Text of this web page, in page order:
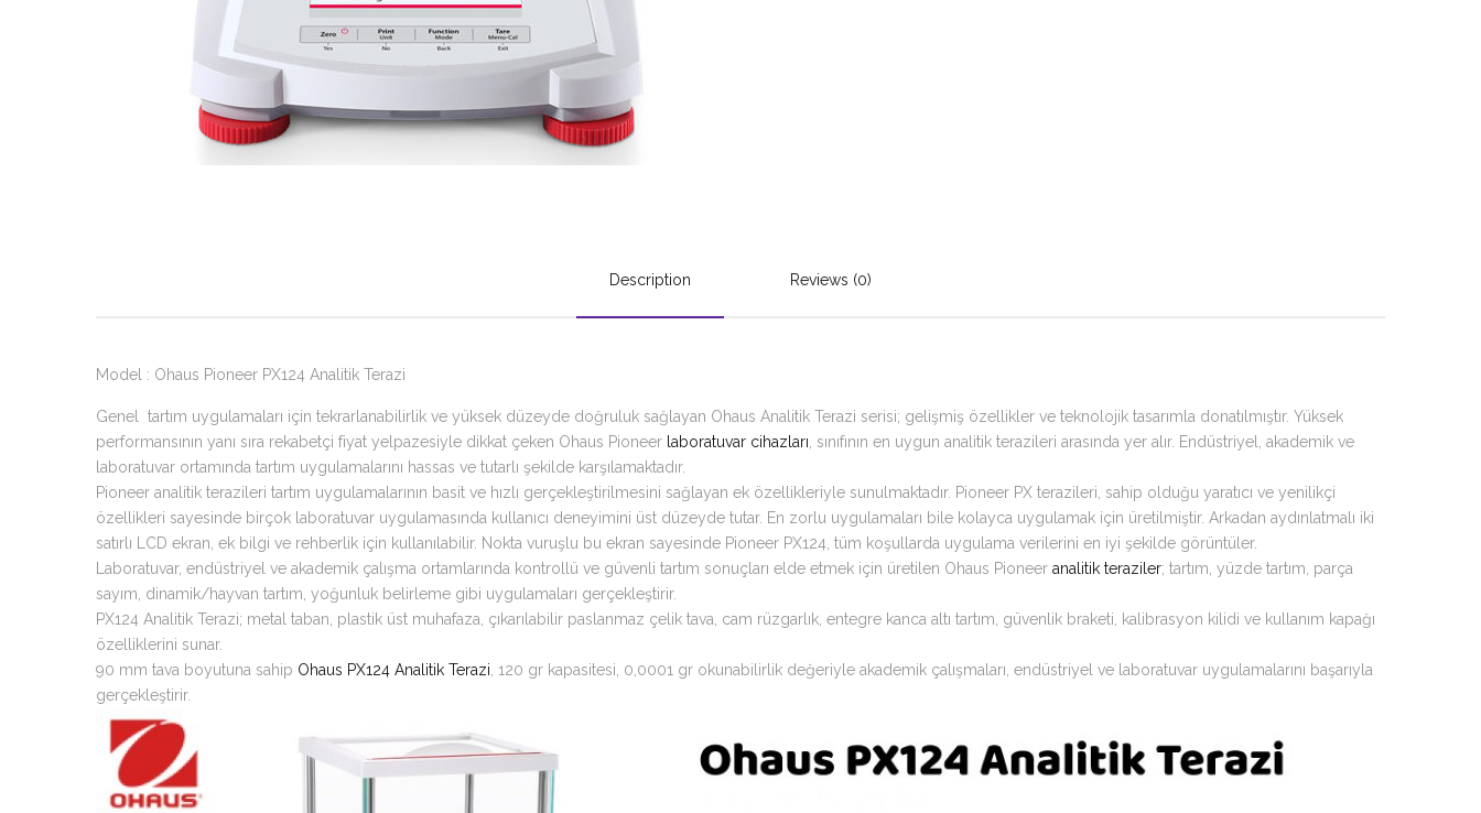
Description Reviews (0)
Model : Ohaus Pioneer PX124 Analitik Terazi
Genel tartım uygulamaları için tekrarlanabilirlik ve yüksek düzeyde doğruluk sağlayan Ohaus Analitik Terazi serisi; gelişmiş özellikler ve teknolojik tasarımla donatılmıştır. Yüksek
performansının yanı sıra rekabetçi fiyat yelpazesiyle dikkat çeken Ohaus Pioneer laboratuvar cihazları , sınıfının en uygun analitik terazileri arasında yer alır. Endüstriyel, akademik ve
laboratuvar ortamında tartım uygulamalarını hassas ve tutarlı şekilde karşılamaktadır.
Pioneer analitik terazileri tartım uygulamalarının basit ve hızlı gerçekleştirilmesini sağlayan ek özellikleriyle sunulmaktadır. Pioneer PX terazileri, sahip olduğu yaratıcı ve yenilikçi
özellikleri sayesinde birçok laboratuvar uygulamasında kullanıcı deneyimini üst düzeyde tutar. En zorlu uygulamaları bile kolayca uygulamak için üretilmiştir. Arkadan aydınlatmalı iki
satırlı LCD ekran, ek bilgi ve rehberlik için kullanılabilir. Nokta vuruşlu bu ekran sayesinde Pioneer PX124, tüm koşullarda uygulama verilerini en iyi şekilde görüntüler.
Laboratuvar, endüstriyel ve akademik çalışma ortamlarında kontrollü ve güvenli tartım sonuçları elde etmek için üretilen Ohaus Pioneer analitik teraziler; tartım, yüzde tartım, parça
sayım, dinamik/hayvan tartım, yoğunluk belirleme gibi uygulamaları gerçekleştirir.
PX124 Analitik Terazi; metal taban, plastik üst muhafaza, çıkarılabilir paslanmaz çelik tava, cam rüzgarlık, entegre kanca altı tartım, güvenlik braketi, kalibrasyon kilidi ve kullanım kapağı
özelliklerini sunar.
90 mm tava boyutuna sahip Ohaus PX124 Analitik Terazi , 120 gr kapasitesi, 0,0001 gr okunabilirlik değeriyle akademik çalışmaları, endüstriyel ve laboratuvar uygulamalarını başarıyla
gerçekleştirir.